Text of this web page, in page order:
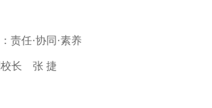
责任·协同·素养
长 张 捷